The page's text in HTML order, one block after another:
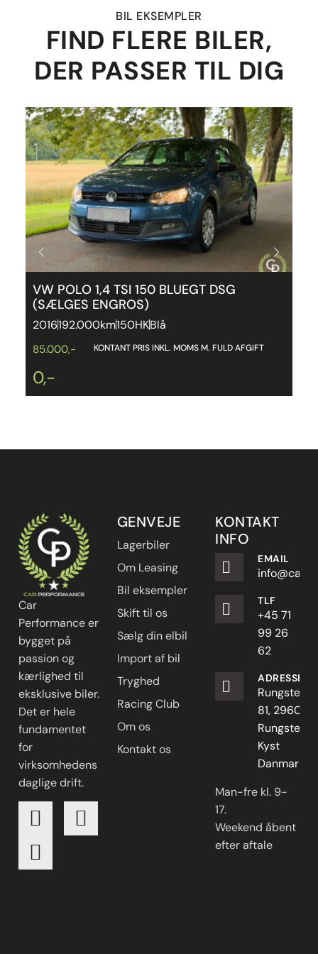
BIL EKSEMPLER
FIND FLERE BILER,
DER PASSER TIL DIG
VW POLO 1,4 TSI 150 BLUEGT DSG
(SÆLGES ENGROS)
2016192.000km150HKBlå
85.000,- KONTANT PRIS INKL. MOMS M. FULD AFGIFT
0,-
Car
Performance er
bygget på
passion og
kærlighed til
eksklusive biler.
Det er hele
fundamentet
for
virksomhedens
daglige drift.
GENVEJE
Lagerbiler
Om Leasing
Bil eksempler
Skift til os
Sælg din elbil
Import af bil
Tryghed
Racing Club
Om os
Kontakt os
KONTAKT
INFO
EMAIL
TLF
+45 71
99 26
62
ADRESSE
81, 2960
Rungsted
Kyst
Danmark
Man-fre kl. 9-
17.
Weekend åbent
efter aftale